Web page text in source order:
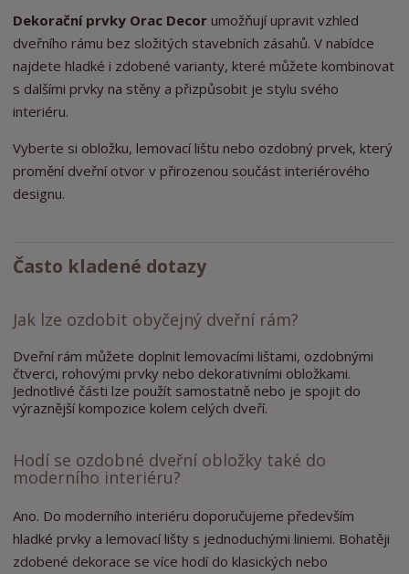
Dekorační prvky Orac Decor umožňují upravit vzhled
dveřního rámu bez složitých stavebních zásahů. V nabídce
najdete hladké i zdobené varianty, které můžete kombinovat
s dalšími prvky na stěny a přizpůsobit je stylu svého
interiéru.
Vyberte si obložku, lemovací lištu nebo ozdobný prvek, který
promění dveřní otvor v přirozenou součást interiérového
designu.
Často kladené dotazy
Jak lze ozdobit obyčejný dveřní rám?
Dveřní rám můžete doplnit lemovacími lištami, ozdobnými
čtverci, rohovými prvky nebo dekorativními obložkami.
Jednotlivé části lze použít samostatně nebo je spojit do
výraznější kompozice kolem celých dveří.
Hodí se ozdobné dveřní obložky také do
moderního interiéru?
Ano. Do moderního interiéru doporučujeme především
hladké prvky a lemovací lišty s jednoduchými liniemi. Bohatěji
zdobené dekorace se více hodí do klasických nebo